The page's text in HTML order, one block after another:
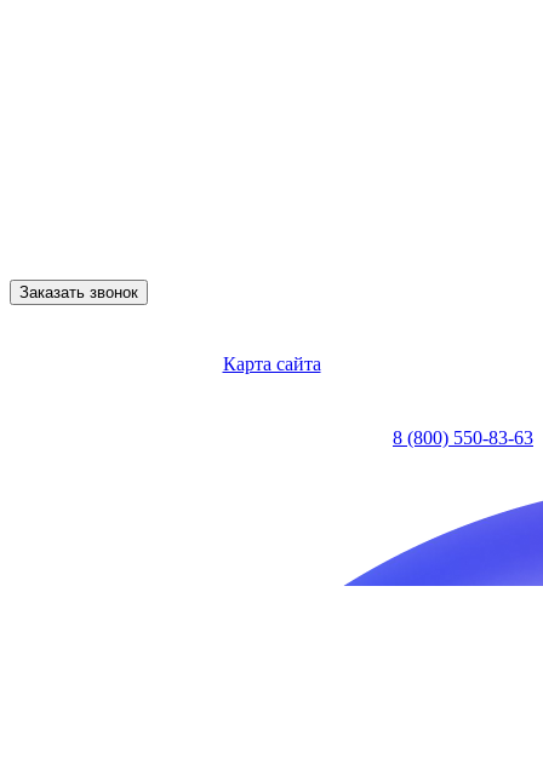
Заказать звонок
Карта сайта
8 (800) 550-83-63